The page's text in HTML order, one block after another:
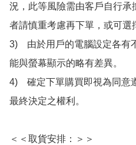
況，此等風險需由客戶自行
者請慎重考慮再下單，或可選
3)　由於用戶的電腦設定各有
能與螢幕顯示的略有差異。
4)　確定下單購買即視為同意
最終決定之權利。
＜＜取貨安排：＞＞